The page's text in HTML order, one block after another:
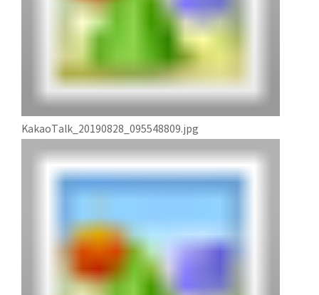
KakaoTalk_20190828_095548809.jpg